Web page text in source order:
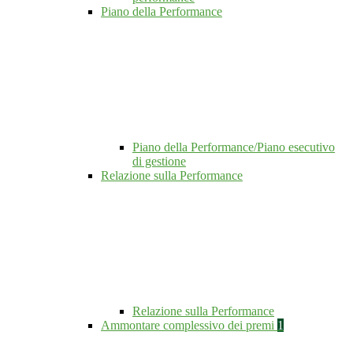
Piano della Performance
Piano della Performance/Piano esecutivo
di gestione
Relazione sulla Performance
Relazione sulla Performance
Ammontare complessivo dei premi 1